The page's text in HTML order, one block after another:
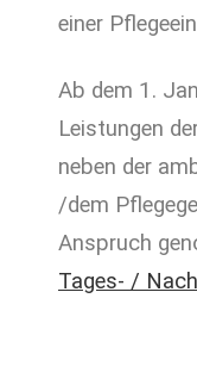
einer
Ab dem 1.
Leistungen
neben der
/dem
Anspruch
Tages- /